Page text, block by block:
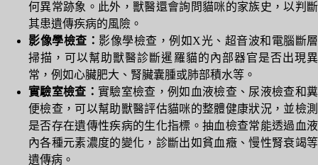
何異常跡象。此外，獸醫還會詢問貓咪的家族史，以判斷
其患遺傳疾病的風險。
影像學檢查： 影像學檢查，例如X光、超音波和電腦斷層
掃描，可以幫助獸醫診斷暹羅貓的內部器官是否出現異
常，例如心臟肥大、腎臟囊腫或肺部積水等。
實驗室檢查： 實驗室檢查，例如血液檢查、尿液檢查和糞
便檢查，可以幫助獸醫評估貓咪的整體健康狀況，並檢測
是否存在遺傳性疾病的生化指標。抽血檢查常能透過血液
內各種元素濃度的變化，診斷出如貧血癥、慢性腎衰竭等
遺傳病。